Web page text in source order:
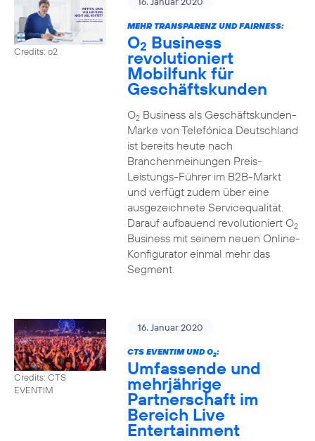
Credits: o2
MEHR TRANSPARENZ UND FAIRNESS:
O2 Business
revolutioniert
Mobilfunk für
Geschäftskunden
O2Business als Geschäftskunden-
Marke von Telefónica Deutschland
ist bereits heute nach
Branchenmeinungen Preis-
Leistungs-Führer im B2B-Markt
und verfügt zudem über eine
ausgezeichnete Servicequalität.
Darauf aufbauend revolutioniert O2
Business mit seinem neuen Online-
Konfigurator einmal mehr das
Segment.
Credits: CTS
EVENTIM
16. Januar 2020
CTS EVENTIM UND O2:
Umfassende und
mehrjährige
Partnerschaft im
Bereich Live
Entertainment